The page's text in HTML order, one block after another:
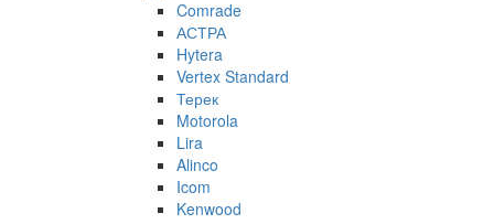
Comrade
АСТРА
Hytera
Vertex Standard
Терек
Motorola
Lira
Alinco
Icom
Kenwood